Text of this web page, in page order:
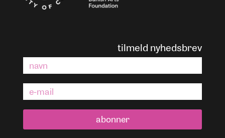
tilmeld nyhedsbrev
abonner